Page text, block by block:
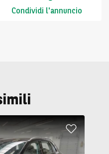
Condividi l'annuncio